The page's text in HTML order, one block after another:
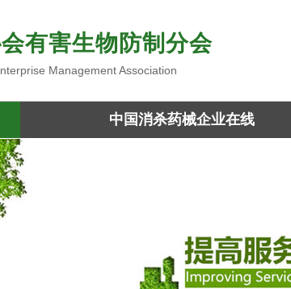
有害生物防制分会
Management Association
中国消杀药械企业在线